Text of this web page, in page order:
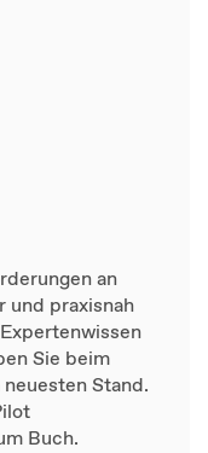
an
und praxisnah
Sie beim
Stand.
Buch.